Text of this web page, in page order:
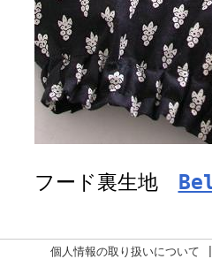
フード裏生地
個人情報の取り扱いについて